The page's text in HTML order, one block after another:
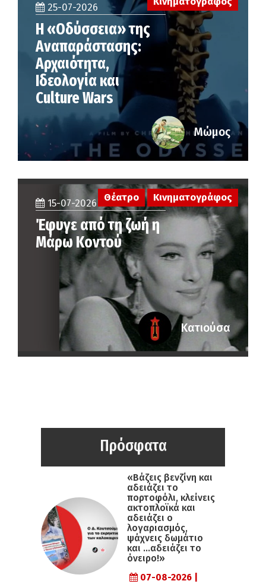
25-07-2026
Η «Οδύσσεια» της
Αναπαράστασης:
Αρχαιότητα,
Ιδεολογία και
Culture Wars
Μώμος
15-07-2026
Έφυγε από τη ζωή η
Μάρω Κοντού
Θέατρο Κινηματογράφος
Κατιούσα
Πρόσφατα
«Βάζεις βενζίνη και
αδειάζει το
πορτοφόλι, κλείνεις
ακτοπλοϊκά και
αδειάζει ο
λογαριασμός,
ψάχνεις δωμάτιο
και …αδειάζει το
όνειρο!»
07-08-2026 |